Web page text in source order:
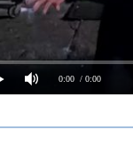
0:00 / 0:00